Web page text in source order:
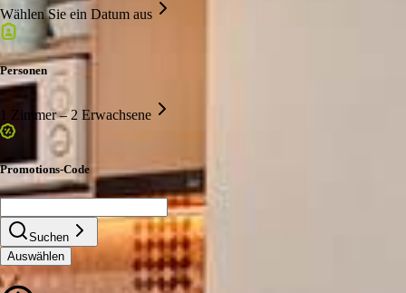
Wählen Sie ein Datum aus
Personen
1 Zimmer – 2 Erwachsene
Promotions-Code
Suchen
Auswählen